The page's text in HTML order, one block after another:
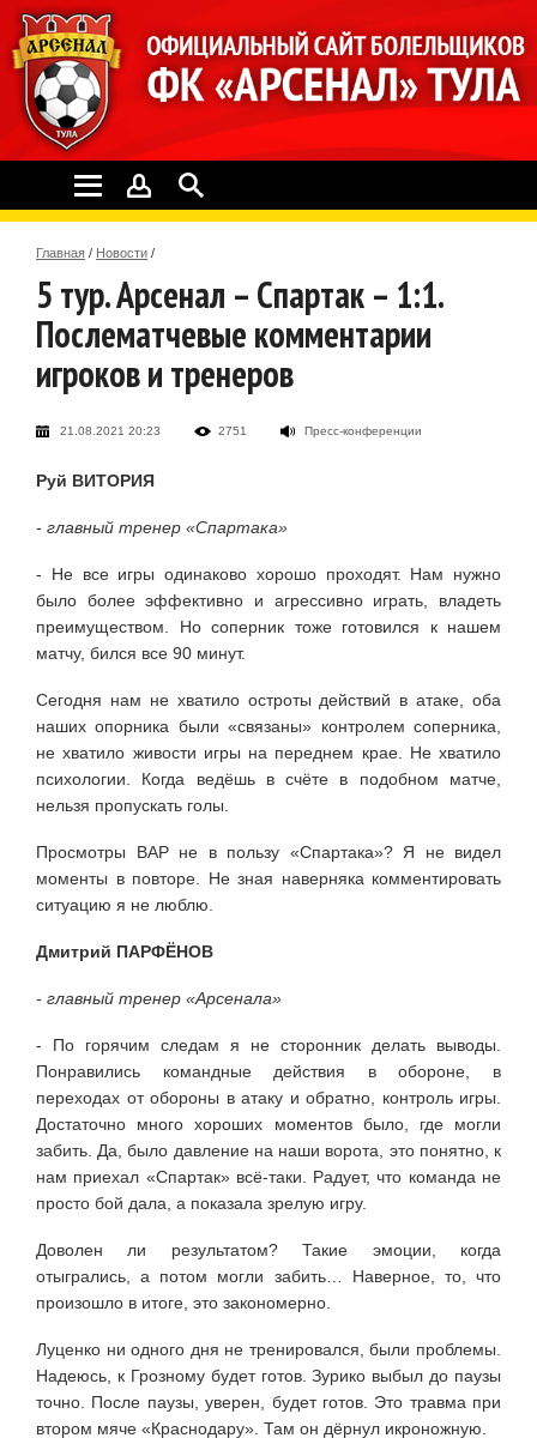
Главная / Новости /
5 тур. Арсенал – Спартак – 1:1.
Послематчевые комментарии
игроков и тренеров
21.08.2021 20:23 2751 Пресс-конференции
Руй ВИТОРИЯ
- главный тренер «Спартака»
- Не все игры одинаково хорошо проходят. Нам нужно
было более эффективно и агрессивно играть, владеть
преимуществом. Но соперник тоже готовился к нашем
матчу, бился все 90 минут.
Сегодня нам не хватило остроты действий в атаке, оба
наших опорника были «связаны» контролем соперника,
не хватило живости игры на переднем крае. Не хватило
психологии. Когда ведёшь в счёте в подобном матче,
нельзя пропускать голы.
Просмотры ВАР не в пользу «Спартака»? Я не видел
моменты в повторе. Не зная наверняка комментировать
ситуацию я не люблю.
Дмитрий ПАРФЁНОВ
- главный тренер «Арсенала»
- По горячим следам я не сторонник делать выводы.
Понравились командные действия в обороне, в
переходах от обороны в атаку и обратно, контроль игры.
Достаточно много хороших моментов было, где могли
забить. Да, было давление на наши ворота, это понятно, к
нам приехал «Спартак» всё-таки. Радует, что команда не
просто бой дала, а показала зрелую игру.
Доволен ли результатом? Такие эмоции, когда
отыгрались, а потом могли забить… Наверное, то, что
произошло в итоге, это закономерно.
Луценко ни одного дня не тренировался, были проблемы.
Надеюсь, к Грозному будет готов. Зурико выбыл до паузы
точно. После паузы, уверен, будет готов. Это травма при
втором мяче «Краснодару». Там он дёрнул икроножную.